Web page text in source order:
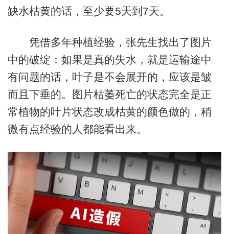
缺水枯黄的话，至少要5天到7天。
凭借多年种植经验，张先生找出了图片
中的破绽：如果是真的失水，就是运输途中
有问题的话，叶子是不会展开的，应该是皱
而且下垂的。图片枯萎死亡的状态完全是正
常植物的叶片状态改成枯黄的颜色做的，稍
微有点经验的人都能看出来。